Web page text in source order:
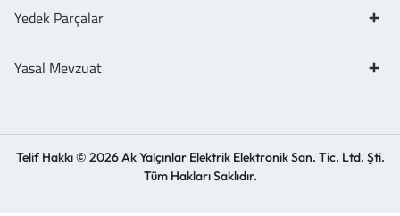
Yedek Parçalar
Yasal Mevzuat
Telif Hakkı © 2026 Ak Yalçınlar Elektrik Elektronik San. Tic. Ltd. Şti.
Tüm Hakları Saklıdır.